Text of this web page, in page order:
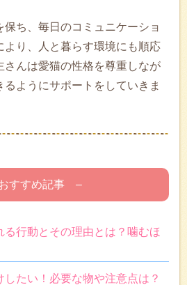
ち、毎日のコミュニケーショ
より、人と暮らす環境にも順応
さんは愛猫の性格を尊重しなが
るようにサポートをしていきま
すすめ記事 –
る行動とその理由とは？噛むほ
したい！必要な物や注意点は？